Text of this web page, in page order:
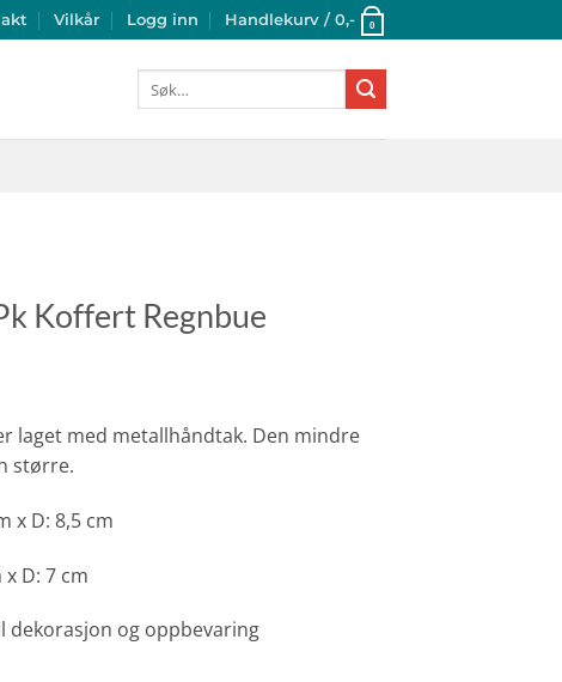
Vilkår Logg inn Handlekurv / 0,- 0
etter:
Koffert Regnbue
laget med metallhåndtak. Den mindre
større.
x D: 8,5 cm
x D: 7 cm
og oppbevaring